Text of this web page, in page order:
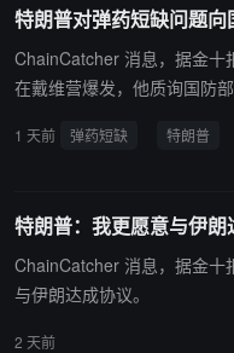
特朗普对弹药短缺问题
ChainCatcher 消息，据金十
在戴维营爆发，他质询国防
归咎于副手 Stephen
1 天前 弹药短缺 特朗普
特朗普：我更愿意与伊朗
ChainCatcher 消息，据金十
与伊朗达成协议。
2 天前